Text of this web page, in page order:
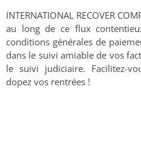
INTERNATIONAL RECOVER
au long de ce flux
conditions générales de
dans le suivi amiable de vos
le suivi judiciaire. Facilitez-
dopez vos rentrées !